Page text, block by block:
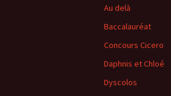
Au delà
Baccalauréat
Concours Cicero
Daphnis et Chloé
Dyscolos